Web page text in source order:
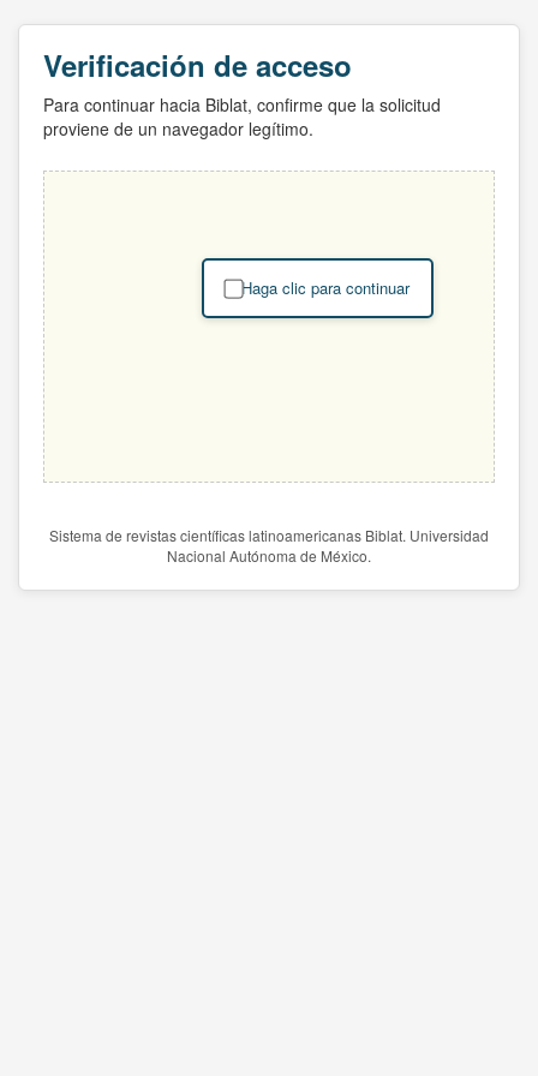
Verificación de acceso
Para continuar hacia Biblat, confirme que la solicitud
proviene de un navegador legítimo.
Haga clic para continuar
Sistema de revistas científicas latinoamericanas Biblat. Universidad
Nacional Autónoma de México.